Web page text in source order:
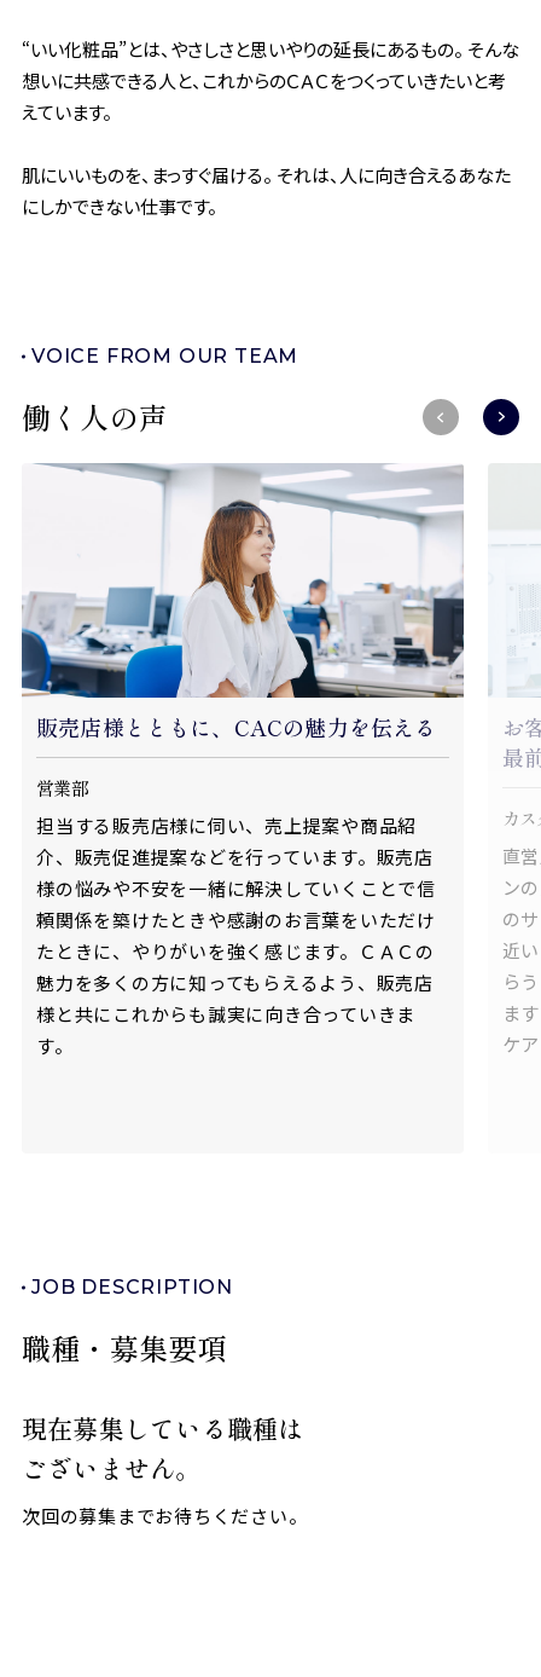
“いい化粧品”とは、やさしさと思いやりの延長にあるもの。 そんな
想いに共感できる人と、これからのＣＡＣをつくっていきたいと考
えています。
肌にいいものを、まっすぐ届ける。 それは、人に向き合えるあなた
にしかできない仕事です。
VOICE FROM OUR TEAM
働く人の声
販売店様とともに、CACの魅力を伝える
営業部
担当する販売店様に伺い、売上提案や商品紹
介、販売促進提案などを行っています。販売店
様の悩みや不安を一緒に解決していくことで信
頼関係を築けたときや感謝のお言葉をいただけ
たときに、やりがいを強く感じます。ＣＡＣの
魅力を多くの方に知ってもらえるよう、販売店
様と共にこれからも誠実に向き合っていきま
す。
お
最
カ
直
ン
の
近
ら
ま
ケ
JOB DESCRIPTION
職種・募集要項
現在募集している職種は
ございません。
次回の募集までお待ちください。